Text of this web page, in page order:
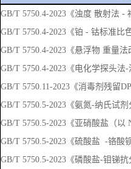
GB/T 5750.4-2023《浊度 散射法
GB/T 5750.4-2023《铂 - 钴标准比
GB/T 5750.4-2023《悬浮物 重量法
GB/T 5750.4-2023《电化学探头法
GB/T 5750.11-2023《消毒剂残留
GB/T 5750.5-2023《氨氮-纳氏试
GB/T 5750.5-2023《亚硝酸盐（
GB/T 5750.5-2023《硫酸盐 -铬酸
GB/T 5750.5-2023《磷酸盐-钼锑